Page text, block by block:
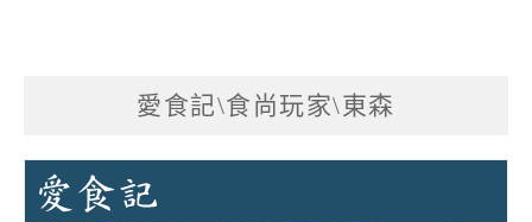
愛食記\食尚玩家\東森